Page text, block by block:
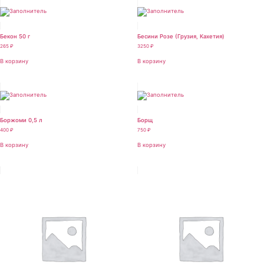
Бекон 50 г
265 ₽
В корзину
Бесини Розе (Грузия, Кахетия)
3250 ₽
В корзину
Боржоми 0,5 л
400 ₽
В корзину
Борщ
750 ₽
В корзину